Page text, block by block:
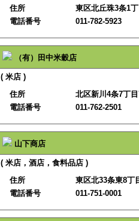
住所
東区北丘珠3条1
電話番号
011-782-5923
（有）田中米穀店
( 米店 )
住所
北区新川4条7丁
電話番号
011-762-2501
山下商店
( 米店，酒店，食料品店 )
住所
東区北33条東8丁
電話番号
011-751-0001